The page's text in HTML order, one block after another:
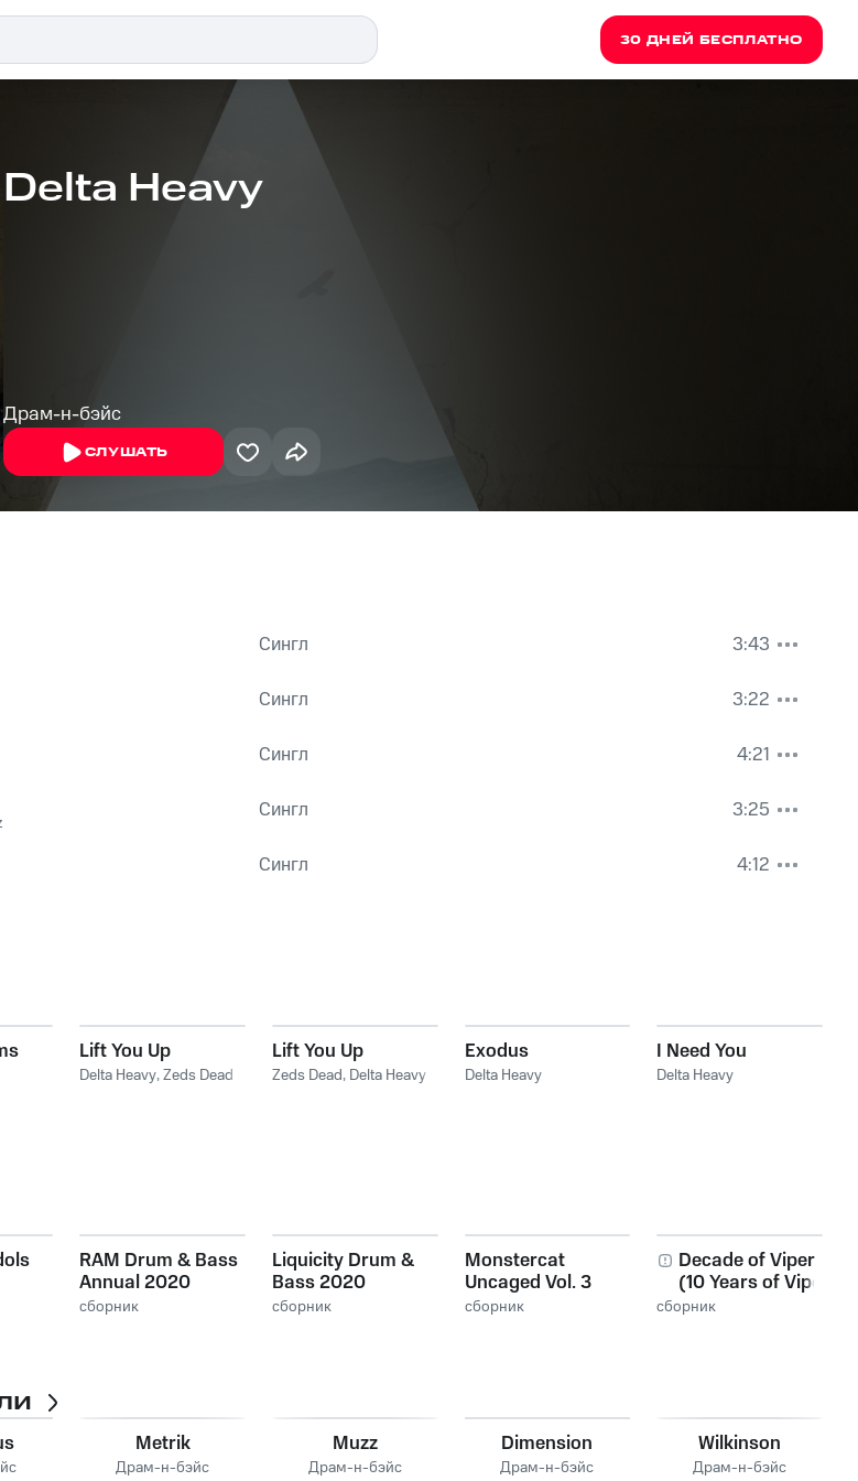
30 ДНЕЙ БЕСПЛАТНО
Delta Heavy
Драм-н-бэйс
СЛУШАТЬ
Сингл
3:43
Сингл
3:22
Сингл
4:21
Сингл
3:25
Сингл 4:12
Lift You Up
Delta Heavy,Zeds Dead
Lift You Up
Zeds Dead, Delta Heavy
Exodus
Delta Heavy
I Need You
Delta Heavy
RAM Drum & Bass
Annual 2020
сборник
Liquicity Drum &
Bass 2020
сборник
Monstercat
Uncaged Vol. 3
сборник
Decade of Viper
(10 Years of Viper
Recordings)
сборник
Metrik
Драм-н-бэйс
Muzz
Драм-н-бэйс
Dimension
Драм-н-бэйс
Wilkinson
Драм-н-бэйс